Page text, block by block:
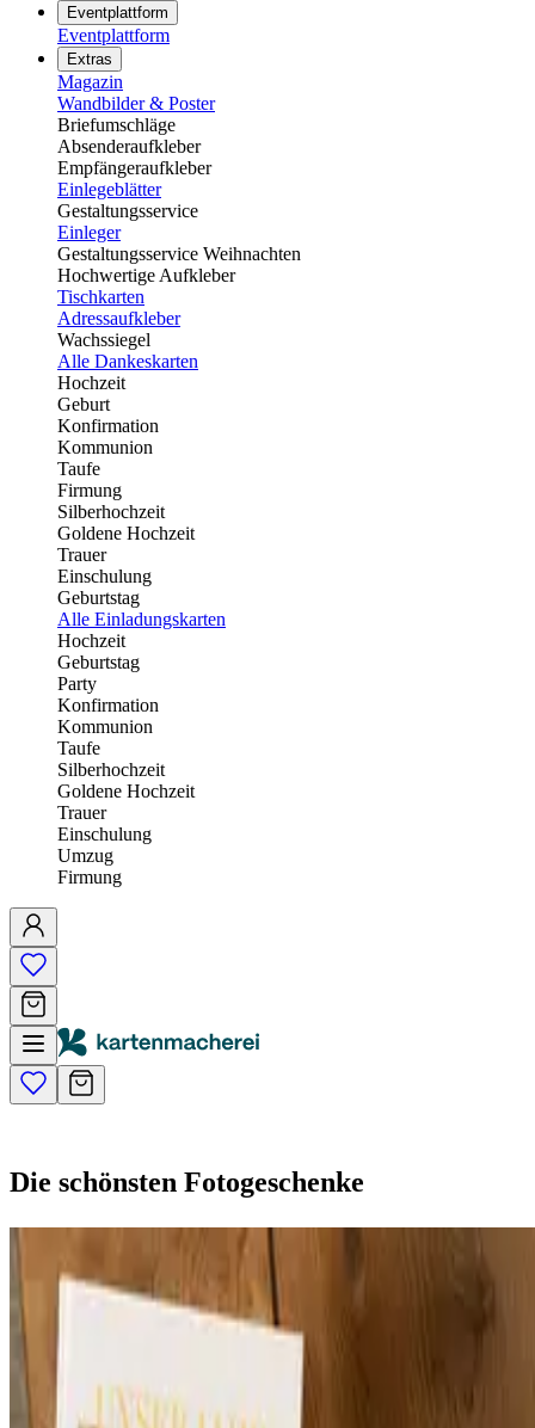
Eventplattform
Eventplattform
Extras
Magazin
Wandbilder & Poster
Briefumschläge
Absenderaufkleber
Empfängeraufkleber
Einlegeblätter
Gestaltungsservice
Einleger
Gestaltungsservice Weihnachten
Hochwertige Aufkleber
Tischkarten
Adressaufkleber
Wachssiegel
Alle Dankeskarten
Hochzeit
Geburt
Konfirmation
Kommunion
Taufe
Firmung
Silberhochzeit
Goldene Hochzeit
Trauer
Einschulung
Geburtstag
Alle Einladungskarten
Hochzeit
Geburtstag
Party
Konfirmation
Kommunion
Taufe
Silberhochzeit
Goldene Hochzeit
Trauer
Einschulung
Umzug
Firmung
Die schönsten Fotogeschenke